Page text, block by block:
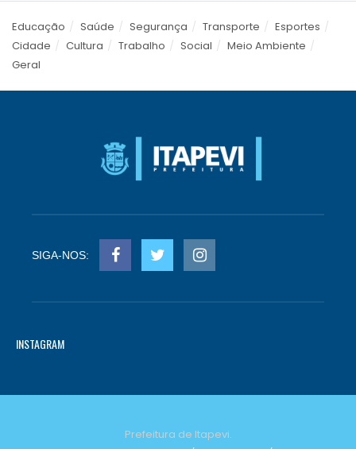
Educação Saúde Segurança Transporte
Esportes
Cidade
Cultura Trabalho Social
Meio Ambiente
Geral
SIGA-NOS:
INSTAGRAM
Prefeitura de Itapevi.